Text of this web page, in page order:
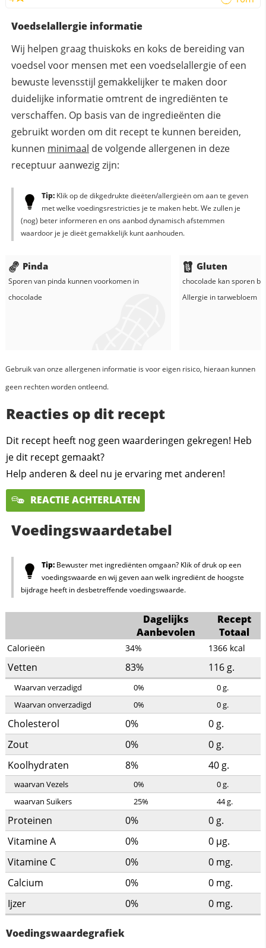
Voedselallergie informatie
Wij helpen graag thuiskoks en koks de bereiding van
voedsel voor mensen met een voedselallergie of een
bewuste levensstijl gemakkelijker te maken door
duidelijke informatie omtrent de ingrediënten te
verschaffen. Op basis van de ingredieënten die
gebruikt worden om dit recept te kunnen bereiden,
kunnen minimaal de volgende allergenen in deze
receptuur aanwezig zijn:
Tip:Klik op de dikgedrukte dieëten/allergieën om aan te geven
met welke voedingsrestricties je te maken hebt. We zullen je
(nog) beter informeren en ons aanbod dynamisch afstemmen
waardoor je je dieët gemakkelijk kunt aanhouden.
Pinda
Sporen van pinda kunnen voorkomen in
chocolade
Gluten
chocolade kan sporen
Allergie intarwebloem
Gebruik van onze allergenen informatie is voor eigen risico, hieraan kunnen
geen rechten worden ontleend.
Reacties op dit recept
Dit recept heeft nog geen waarderingen gekregen! Heb
je dit recept gemaakt?
Help anderen & deel nu je ervaring met anderen!
REACTIE ACHTERLATEN
Voedingswaardetabel
Tip:Bewuster met ingrediënten omgaan? Klik of druk op een
voedingswaarde en wij geven aan welk ingrediënt de hoogste
bijdrage heeft in desbetreffende voedingswaarde.
Dagelijks
Aanbevolen
Recept
Totaal
Calorieën 34% 1366 kcal
Vetten 83% 116 g.
Waarvan verzadigd 0% 0g.
Waarvan onverzadigd
0% 0g.
Cholesterol 0% 0 g.
Zout
0% 0 g.
Koolhydraten
8% 40 g.
waarvan Vezels 0% 0g.
waarvan Suikers
25% 44g.
Proteinen 0% 0 g.
Vitamine A
0% 0 µg.
Vitamine C
0% 0 mg.
Calcium
0% 0 mg.
Ijzer
0% 0 mg.
Voedingswaardegrafiek